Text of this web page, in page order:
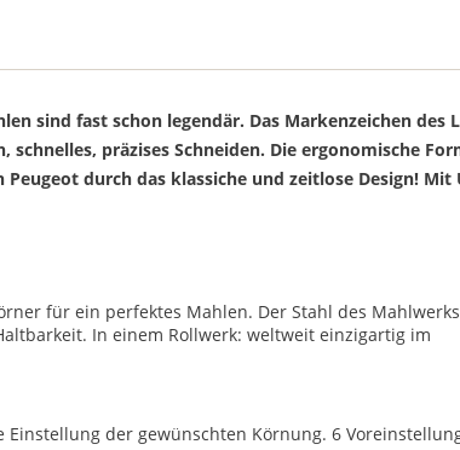
sind fast schon legendär. Das Markenzeichen des
präzises Schneiden. Die ergonomische
durch das klassiche und zeitlose Design! Mit
für ein perfektes Mahlen. Der Stahl des
In einem Rollwerk: weltweit einzigartig im
der gewünschten Körnung. 6